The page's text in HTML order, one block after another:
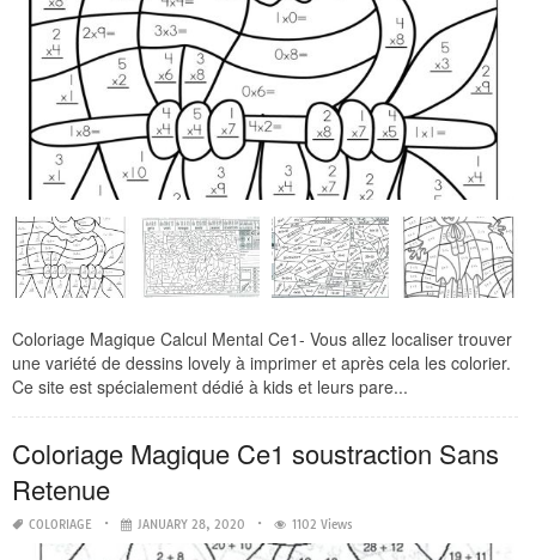
Coloriage Magique Calcul Mental Ce1- Vous allez localiser trouver
une variété de dessins lovely à imprimer et après cela les colorier.
Ce site est spécialement dédié à kids et leurs pare...
Coloriage Magique Ce1 soustraction Sans
Retenue
COLORIAGE JANUARY 28, 2020 1102 Views